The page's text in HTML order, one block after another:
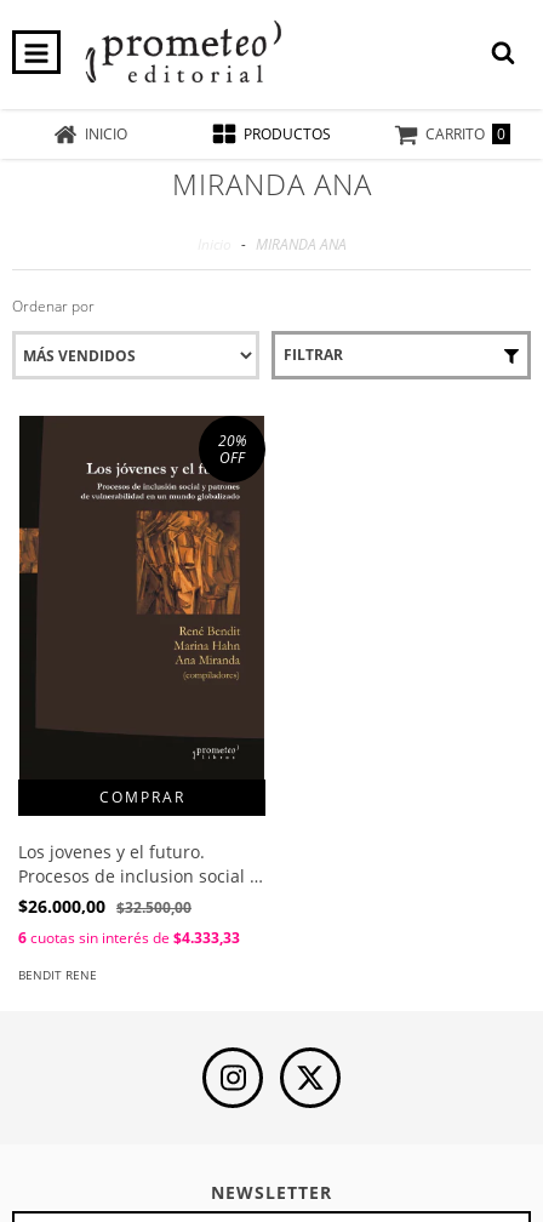
INICIO PRODUCTOS CARRITO 0
MIRANDA ANA
- MIRANDA ANA
Ordenar por
FILTRAR
20%
OFF
Los jovenes y el futuro.
Procesos de inclusion social y
patrones de vulnerabilidad /
$26.000,00 $32.500,00
6cuotas sin interés de $4.333,33
BENDIT RENE
NEWSLETTER